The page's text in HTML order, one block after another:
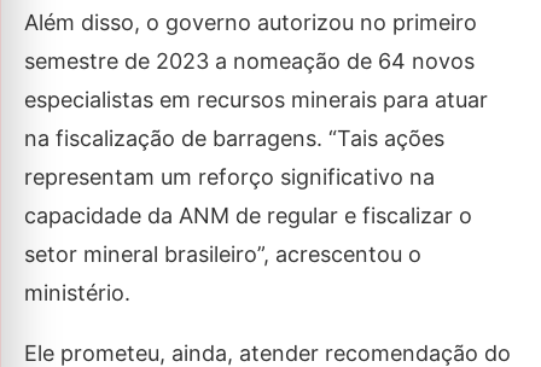
Além disso, o governo autorizou no primeiro
semestre de 2023 a nomeação de 64 novos
especialistas em recursos minerais para atuar
na fiscalização de barragens. “Tais ações
representam um reforço significativo na
capacidade da ANM de regular e fiscalizar o
setor mineral brasileiro”, acrescentou o
ministério.
Ele prometeu, ainda, atender recomendação do